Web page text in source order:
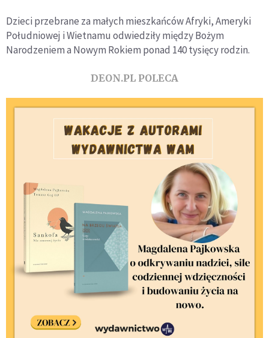
Dzieci przebrane za małych mieszkańców Afryki, Ameryki
Południowej i Wietnamu odwiedziły między Bożym
Narodzeniem a Nowym Rokiem ponad 140 tysięcy rodzin.
DEON.PL POLECA